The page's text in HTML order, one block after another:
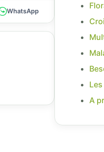
WhatsApp
A